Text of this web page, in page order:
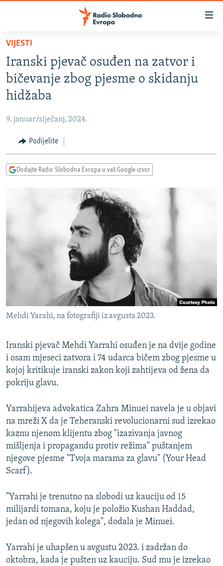
Pređite
glavni
sadržaj
Pređite
na
glavnu
navigaciju
Pređite
na
pretragu
BOSNA I HERCEGOVINA
SRBIJA
CRNA GORA
VIZUELNO
RAT U UKRAJINI
RSE PRIČE IZ SVIJETA
DNEVNO@RSE
SPECIJALI RSE
GENOCID U SREBRENICI
POPLAVE I KLIZIŠTA U BIH 2024.
TV LIBERTY
POST SCRIPTUM
MOJA EVROPA
SVE KARTE DEJTONA
NASTANAK I RASPAD JUGOSLAVIJE
Sve RFE/RL stranice
VIJESTI
Iranski pjevač osuđen na zatvor i
bičevanje zbog pjesme o skidanju
hidžaba
9. januar/siječanj, 2024.
Podijelite
Dodajte Radio Slobodna Evropa u vaš Google izvor
Mehdi Yarahi, na fotografiji iz avgusta 2023.
Iranski pjevač Mehdi Yarrahi osuđen je na dvije godine
i osam mjeseci zatvora i 74 udarca bičem zbog pjesme u
kojoj kritikuje iranski zakon koji zahtijeva od žena da
pokriju glavu.
Yarrahijeva advokatica Zahra Minuei navela je u objavi
na mreži X da je Teheranski revolucionarni sud izrekao
kaznu njenom klijentu zbog "izazivanja javnog
mišljenja i propagandu protiv režima" puštanjem
njegove pjesme "Tvoja marama za glavu" (Your Head
Scarf).
"Yarrahi je trenutno na slobodi uz kauciju od 15
milijardi tomana, koju je položio Kushan Haddad,
jedan od njegovih kolega", dodala je Minuei.
Yarrahi je uhapšen u avgustu 2023. i zadržan do
oktobra, kada je pušten uz kauciju. Sud mu je izrekao